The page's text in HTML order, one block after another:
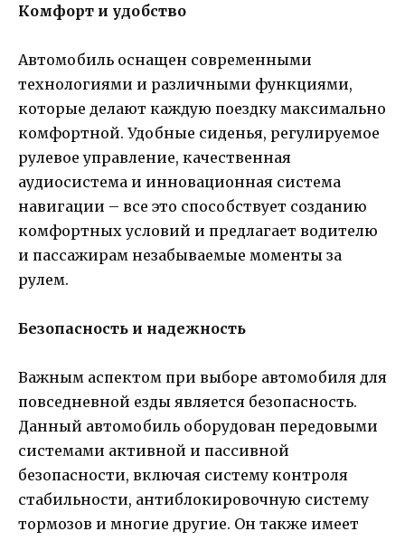
Комфорт и удобство
Автомобиль оснащен современными
технологиями и различными функциями,
которые делают каждую поездку максимально
комфортной. Удобные сиденья, регулируемое
рулевое управление, качественная
аудиосистема и инновационная система
навигации – все это способствует созданию
комфортных условий и предлагает водителю
и пассажирам незабываемые моменты за
рулем.
Безопасность и надежность
Важным аспектом при выборе автомобиля для
повседневной езды является безопасность.
Данный автомобиль оборудован передовыми
системами активной и пассивной
безопасности, включая систему контроля
стабильности, антиблокировочную систему
тормозов и многие другие. Он также имеет